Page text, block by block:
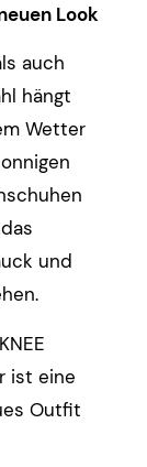
Look
auch
hängt
Wetter
und
ist eine
Outfit